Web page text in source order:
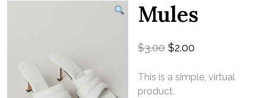
Mules
$3.00 $2.00
This is a simple, virtual
product.